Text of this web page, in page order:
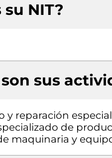
su NIT?
son sus
y reparación
de
maquinaria y